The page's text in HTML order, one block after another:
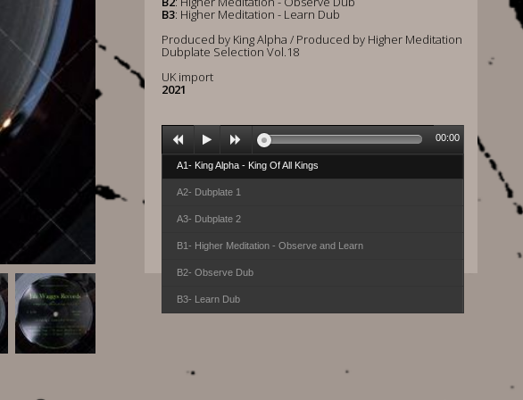
B3: Higher Meditation - Learn Dub
Produced by King Alpha / Produced by Higher Meditation
Dubplate Selection Vol.18
UK import
2021
A1- King Alpha - King Of All Kings
A2- Dubplate 1
A3- Dubplate 2
B1- Higher Meditation - Observe and Learn
B2- Observe Dub
B3- Learn Dub
00:00